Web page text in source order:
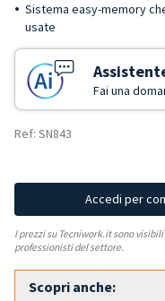
Sistema easy-memory
usate
Fai una
Ref: SN843
Accedi per
I prezzi su Tecniwork.it sono
professionisti del settore.
Scopri anche: